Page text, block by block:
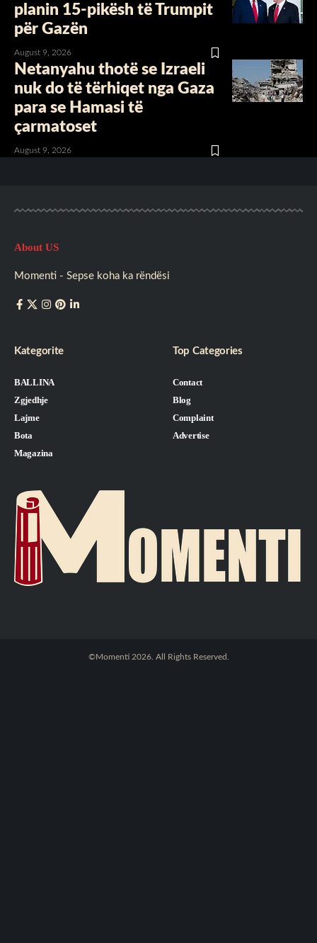
planin 15-pikësh të Trumpit
për Gazën
August 9, 2026
Netanyahu thotë se Izraeli
nuk do të tërhiqet nga Gaza
para se Hamasi të
çarmatoset
August 9, 2026
About US
Momenti - Sepse koha ka rëndësi
Kategorite
BALLINA
Zgjedhje
Lajme
Bota
Magazina
Top Categories
Contact
Blog
Complaint
Advertise
©Momenti 2026. All Rights Reserved.